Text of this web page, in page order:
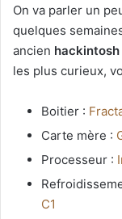
On va parler un
quelques
ancien hackintosh
les plus curieux,
Boitier :
Carte mère :
Processeur :
C1